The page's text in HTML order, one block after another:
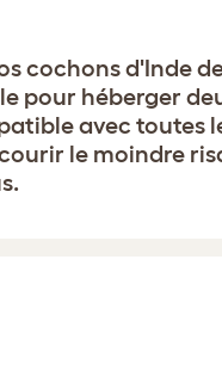
cochons d'Inde
pour héberger
avec toutes
le moindre